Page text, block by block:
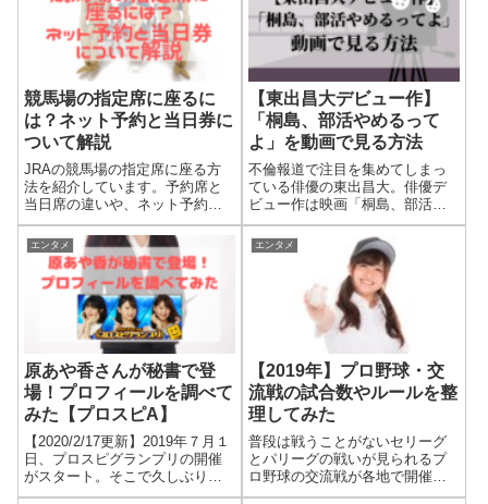
競馬場の指定席に座るに
は？ネット予約と当日券に
ついて解説
JRAの競馬場の指定席に座る方
法を紹介しています。予約席と
当日席の違いや、ネット予約を
取りやすくなる方法も解説。競
馬場で遊ぶとき、どこでレース
を見ていますか？僕は普段は一
般エリアでパドックとゴール前
をうろうろしているんですが、
たまに指定席に座ることがあり
【東出昌大デビュー作】
「桐島、部活やめるって
よ」を動画で見る方法
不倫報道で注目を集めてしまっ
ている俳優の東出昌大。俳優デ
ビュー作は映画「桐島、部活や
めるってよ」でした。僕、この
映画めちゃくちゃ好きだったん
ですよね。それだけにちょっと
複雑な気分になっています（苦
笑）。映画「桐島、部活やめる
ってよ」とは「桐...
エンタメ
原あや香さんが秘書で登
場！プロフィールを調べて
みた【プロスピA】
【2020/2/17更新】2019年７月１
日、プロスピグランプリの開催
がスタート。そこで久しぶりに
女性秘書が登場することになり
エンタメ
【2019年】プロ野球・交
流戦の試合数やルールを整
理してみた
普段は戦うことがないセリーグ
とパリーグの戦いが見られるプ
ロ野球の交流戦が各地で開催さ
れています。交流戦を楽しみに